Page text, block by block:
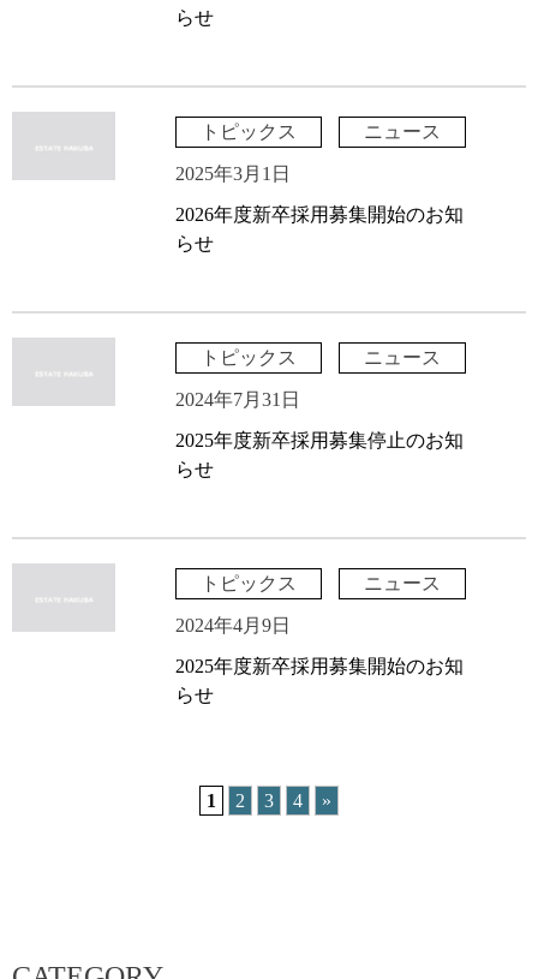
らせ
トピックス ニュース
2025年3月1日
2026年度新卒採用募集開始のお知
らせ
トピックス ニュース
2024年7月31日
2025年度新卒採用募集停止のお知
らせ
トピックス ニュース
2024年4月9日
2025年度新卒採用募集開始のお知
らせ
1 2 3 4 »